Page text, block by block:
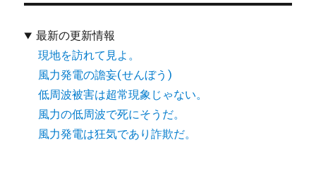
最新の更新情報
現地を訪れて見よ。
風力発電の譫妄(せんぼう)
低周波被害は超常現象じゃない。
風力の低周波で死にそうだ。
風力発電は狂気であり詐欺だ。